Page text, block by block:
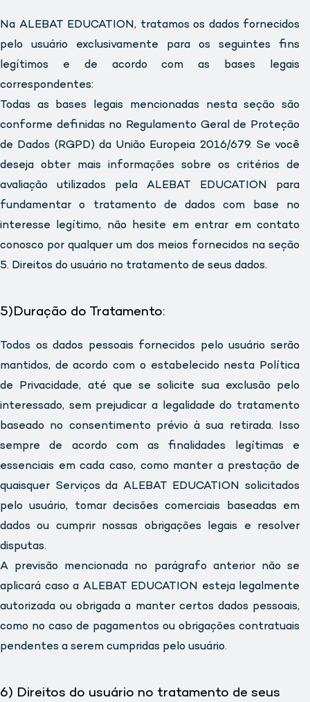
Na ALEBAT EDUCATION, tratamos os dados fornecidos
pelo usuário exclusivamente para os seguintes fins
legítimos e de acordo com as bases legais
correspondentes:
Todas as bases legais mencionadas nesta seção são
conforme definidas no Regulamento Geral de Proteção
de Dados (RGPD) da União Europeia 2016/679. Se você
deseja obter mais informações sobre os critérios de
avaliação utilizados pela ALEBAT EDUCATION para
fundamentar o tratamento de dados com base no
interesse legítimo, não hesite em entrar em contato
conosco por qualquer um dos meios fornecidos na seção
5. Direitos do usuário no tratamento de seus dados.
5)Duração do Tratamento:
Todos os dados pessoais fornecidos pelo usuário serão
mantidos, de acordo com o estabelecido nesta Política
de Privacidade, até que se solicite sua exclusão pelo
interessado, sem prejudicar a legalidade do tratamento
baseado no consentimento prévio à sua retirada. Isso
sempre de acordo com as finalidades legítimas e
essenciais em cada caso, como manter a prestação de
quaisquer Serviços da ALEBAT EDUCATION solicitados
pelo usuário, tomar decisões comerciais baseadas em
dados ou cumprir nossas obrigações legais e resolver
disputas.
A previsão mencionada no parágrafo anterior não se
aplicará caso a ALEBAT EDUCATION esteja legalmente
autorizada ou obrigada a manter certos dados pessoais,
como no caso de pagamentos ou obrigações contratuais
pendentes a serem cumpridas pelo usuário.
6) Direitos do usuário no tratamento de seus